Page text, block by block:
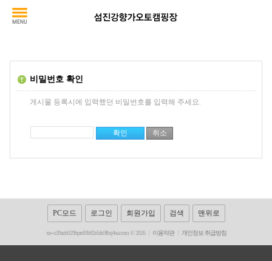
비밀번호 확인
게시물 등록시에 입력했던 비밀번호를 입력해 주세요.
PC모드 로그인 회원가입 검색 맨위로
xn--o39aob029hpre93b82e5rls9fbsj4xa.com © 2026 이용약관 개인정보 취급방침